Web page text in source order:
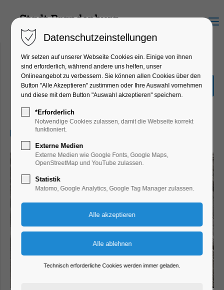
Menu
Es wird getöpfert
Ferienkalender, Kinder, Jugend,
Workshop
11.08.2025, 14:00–16:00
Datenschutzeinstellungen
Wir setzen auf unserer Webseite Cookies ein. Einige von ihnen
sind erforderlich, während andere uns helfen, unser
Onlineangebot zu verbessern. Sie können allen Cookies über den
Button "Alle Akzeptieren" zustimmen oder Ihre Auswahl vornehmen
und diese mit dem Button "Auswahl akzeptieren" speichern.
*Erforderlich
Notwendige Cookies zulassen, damit die Webseite korrekt
funktioniert.
Externe Medien
Externe Medien wie Google Fonts, Google Maps,
OpenStreetMap und YouTube zulassen.
Statistik
Matomo, Google Analytics, Google Tag Manager zulassen.
Technisch erforderliche Cookies werden immer geladen.